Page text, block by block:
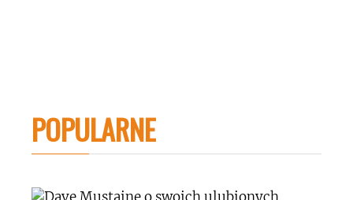
POPULARNE